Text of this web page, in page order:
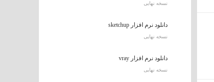
نسخه نهایی
دانلود نرم افزار sketchup
نسخه نهایی
دانلود نرم افزار vray
نسخه نهایی